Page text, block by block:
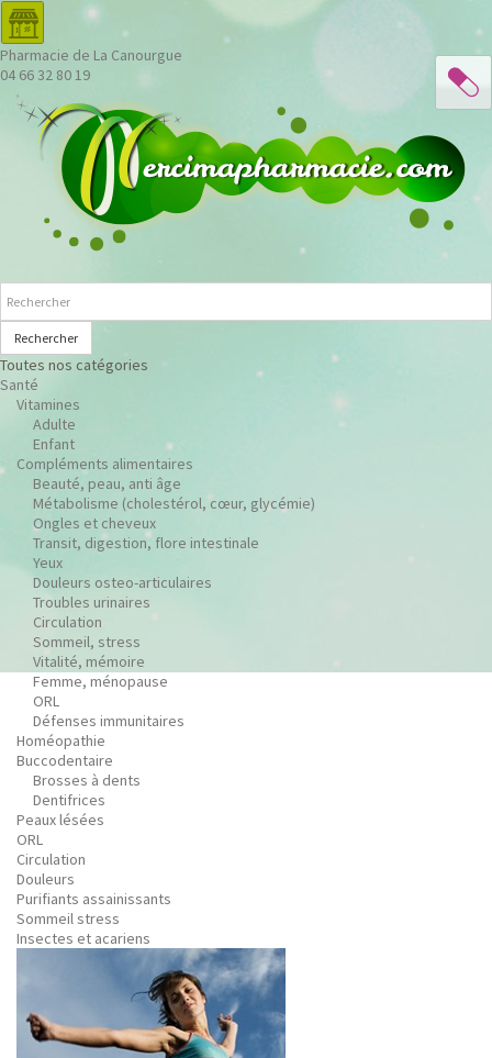
Pharmacie de La Canourgue
04 66 32 80 19
Rechercher
Toutes nos catégories
Santé
Vitamines
Adulte
Enfant
Compléments alimentaires
Beauté, peau, anti âge
Métabolisme (cholestérol, cœur, glycémie)
Ongles et cheveux
Transit, digestion, flore intestinale
Yeux
Douleurs osteo-articulaires
Troubles urinaires
Circulation
Sommeil, stress
Vitalité, mémoire
Femme, ménopause
ORL
Défenses immunitaires
Homéopathie
Buccodentaire
Brosses à dents
Dentifrices
Peaux lésées
ORL
Circulation
Douleurs
Purifiants assainissants
Sommeil stress
Insectes et acariens